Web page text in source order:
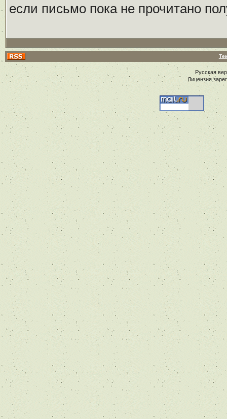
если письмо пока не прочитано
Русская
Лицензия